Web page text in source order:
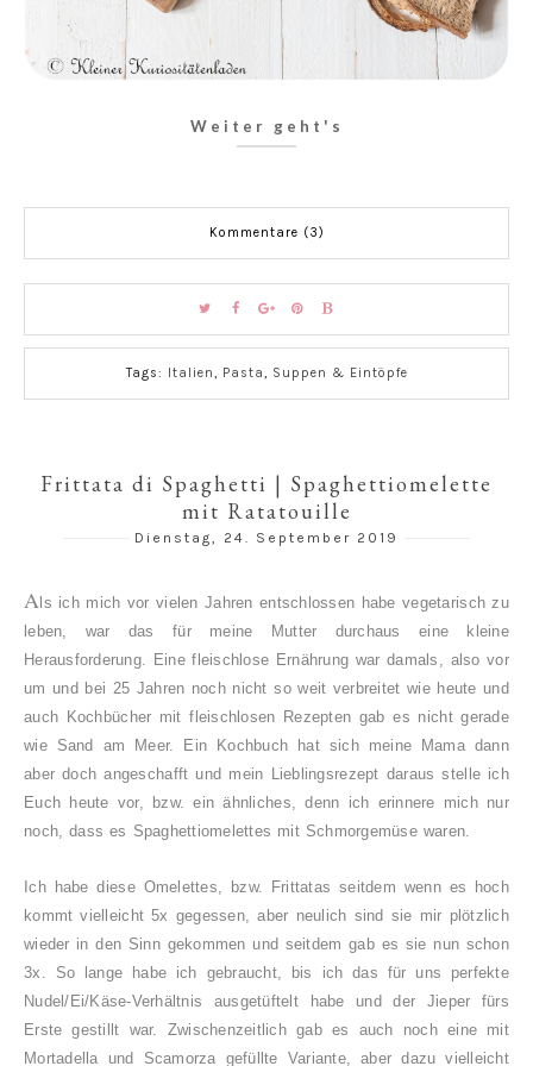
Weiter geht's
Kommentare (3)
Tags: Italien, Pasta, Suppen & Eintöpfe
Frittata di Spaghetti | Spaghettiomelette
mit Ratatouille
Dienstag, 24. September 2019
A ls ich mich vor vielen Jahren entschlossen habe vegetarisch zu
leben, war das für meine Mutter durchaus eine kleine
Herausforderung. Eine fleischlose Ernährung war damals, also vor
um und bei 25 Jahren noch nicht so weit verbreitet wie heute und
auch Kochbücher mit fleischlosen Rezepten gab es nicht gerade
wie Sand am Meer. Ein Kochbuch hat sich meine Mama dann
aber doch angeschafft und mein Lieblingsrezept daraus stelle ich
Euch heute vor, bzw. ein ähnliches, denn ich erinnere mich nur
noch, dass es Spaghettiomelettes mit Schmorgemüse waren.
Ich habe diese Omelettes, bzw. Frittatas seitdem wenn es hoch
kommt vielleicht 5x gegessen, aber neulich sind sie mir plötzlich
wieder in den Sinn gekommen und seitdem gab es sie nun schon
3x. So lange habe ich gebraucht, bis ich das für uns perfekte
Nudel/Ei/Käse-Verhältnis ausgetüftelt habe und der Jieper fürs
Erste gestillt war. Zwischenzeitlich gab es auch noch eine mit
Mortadella und Scamorza gefüllte Variante, aber dazu vielleicht